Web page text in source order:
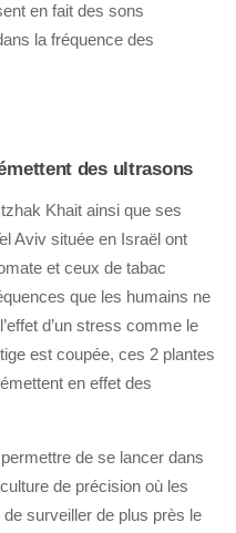
en fait des sons
la fréquence des
des ultrasons
Khait ainsi que ses
Aviv située en Israël ont
et ceux de tabac
que les humains ne
d’un stress comme le
est coupée, ces 2 plantes
en effet des
de se lancer dans
de précision où les
surveiller de plus près le